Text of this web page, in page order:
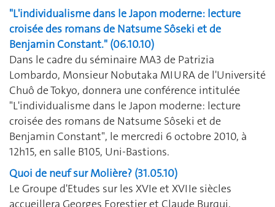
"L'individualisme dans le Japon moderne: lecture
croisée des romans de Natsume Sôseki et de
Benjamin Constant." (06.10.10)
Dans le cadre du séminaire MA3 de Patrizia
Lombardo, Monsieur Nobutaka MIURA de l'Université
Chuô de Tokyo, donnera une conférence intitulée
"L'individualisme dans le Japon moderne: lecture
croisée des romans de Natsume Sôseki et de
Benjamin Constant", le mercredi 6 octobre 2010, à
12h15, en salle B105, Uni-Bastions.
Quoi de neuf sur Molière? (31.05.10)
Le Groupe d'Etudes sur les XVIe et XVIIe siècles
accueillera Georges Forestier et Claude Burqui,